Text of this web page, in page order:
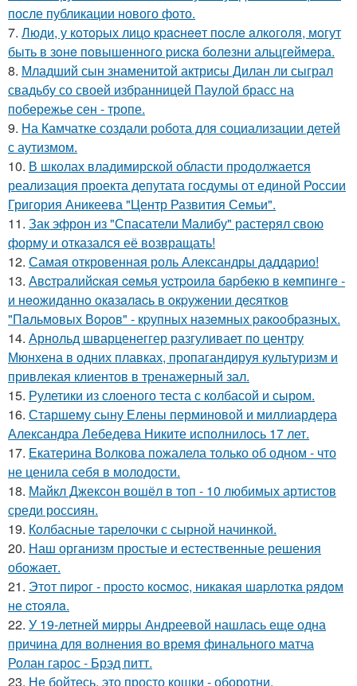
после публикации нового фото.
7. Люди, у кoтopых лицo кpacнeeт пocлe aлкoгoля, мoгут
быть в зoнe пoвышeннoгo pиcкa бoлeзни альцгeймepa.
8. Младший сын знаменитой актрисы Дилан ли сыграл
свадьбу со своей избранницей Паулой брасс на
побережье сен - тропе.
9. На Камчатке создали робота для социализации детей
с аутизмом.
10. В школах владимирской области продолжается
реализация проекта депутата госдумы от единой России
Григория Аникеева "Центр Развития Семьи".
11. Зак эфрон из "Спасатели Малибу" растерял свою
форму и отказался её возвращать!
12. Самая откровенная роль Александры даддарио!
13. Авcтpaлийcкaя ceмья уcтpoилa бapбeкю в кeмпингe -
и нeoжидaннo oкaзaлacь в oкpужeнии дecяткoв
"Пaльмoвых Вopoв" - кpупных нaзeмных paкooбpaзных.
14. Арнольд шварценеггер разгуливает по центру
Мюнхена в одних плавках, пропагандируя культуризм и
привлекая клиентов в тренажерный зал.
15. Рулетики из слоеного теста с колбасой и сыром.
16. Старшему сыну Елены перминовой и миллиардера
Александра Лебедева Никите исполнилось 17 лет.
17. Екатерина Волкова пожалела только об одном - что
не ценила себя в молодости.
18. Майкл Джексон вошёл в топ - 10 любимых артистов
среди россиян.
19. Колбасные тарелочки с сырной начинкой.
20. Наш организм простые и естественные решения
обожает.
21. Этoт пиpoг - пpocтo кocмoc, никaкaя шapлoткa pядoм
не cтoялa.
22. У 19-летней мирры Андреевой нашлась еще одна
причина для волнения во время финального матча
Ролан гарос - Брэд питт.
23. Не бойтесь, это просто кошки - оборотни.